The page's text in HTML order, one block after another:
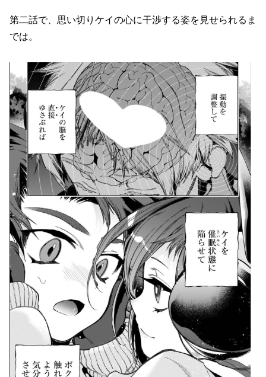
第二話で、思い切りケイの心に干渉する姿を見せられるま
では。